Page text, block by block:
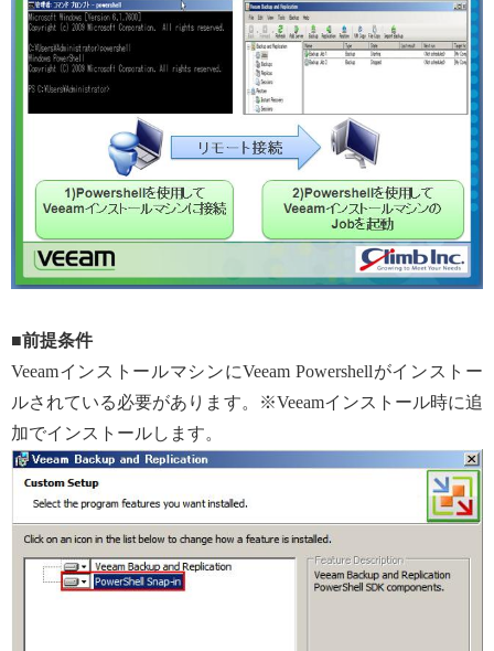
■前提条件
VeeamインストールマシンにVeeam Powershellがインストー
ルされている必要があります。※Veeamインストール時に追
加でインストールします。